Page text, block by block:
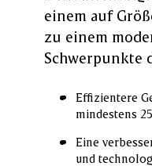
einem auf
zu einem
Schwerpunkte
Effizientere
mindestens
Eine
und